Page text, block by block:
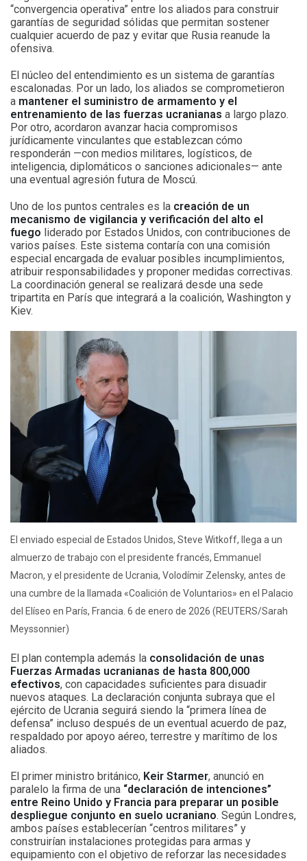
“convergencia operativa” entre los aliados para construir
garantías de seguridad sólidas que permitan sostener
cualquier acuerdo de paz y evitar que Rusia reanude la
ofensiva.
El núcleo del entendimiento es un sistema de garantías
escalonadas. Por un lado, los aliados se comprometieron
a mantener el suministro de armamento y el
entrenamiento de las fuerzas ucranianas a largo plazo.
Por otro, acordaron avanzar hacia compromisos
jurídicamente vinculantes que establezcan cómo
responderán —con medios militares, logísticos, de
inteligencia, diplomáticos o sanciones adicionales— ante
una eventual agresión futura de Moscú.
Uno de los puntos centrales es la creación de un
mecanismo de vigilancia y verificación del alto el
fuego liderado por Estados Unidos, con contribuciones de
varios países. Este sistema contaría con una comisión
especial encargada de evaluar posibles incumplimientos,
atribuir responsabilidades y proponer medidas correctivas.
La coordinación general se realizará desde una sede
tripartita en París que integrará a la coalición, Washington y
Kiev.
El enviado especial de Estados Unidos, Steve Witkoff, llega a un
almuerzo de trabajo con el presidente francés, Emmanuel
Macron, y el presidente de Ucrania, Volodímir Zelensky, antes de
una cumbre de la llamada «Coalición de Voluntarios» en el Palacio
del Elíseo en París, Francia. 6 de enero de 2026 (REUTERS/Sarah
Meyssonnier)
El plan contempla además la consolidación de unas
Fuerzas Armadas ucranianas de hasta 800,000
efectivos, con capacidades suficientes para disuadir
nuevos ataques. La declaración conjunta subraya que el
ejército de Ucrania seguirá siendo la “primera línea de
defensa” incluso después de un eventual acuerdo de paz,
respaldado por apoyo aéreo, terrestre y marítimo de los
aliados.
El primer ministro británico, Keir Starmer, anunció en
paralelo la firma de una “declaración de intenciones”
entre Reino Unido y Francia para preparar un posible
despliegue conjunto en suelo ucraniano. Según Londres,
ambos países establecerían “centros militares” y
construirían instalaciones protegidas para armas y
equipamiento con el objetivo de reforzar las necesidades